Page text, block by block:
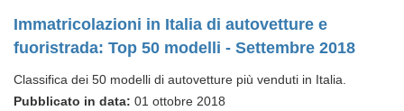
Immatricolazioni in Italia di autovetture e
fuoristrada: Top 50 modelli - Settembre 2018
Classifica dei 50 modelli di autovetture più venduti in Italia.
Pubblicato in data: 01 ottobre 2018